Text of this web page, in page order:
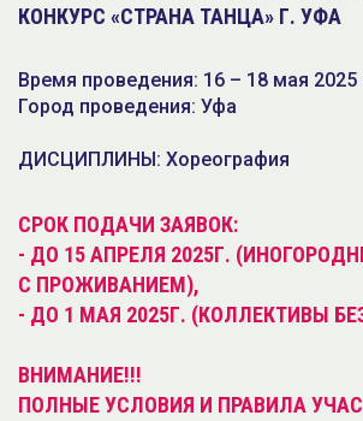
КОНКУРС «СТРАНА ТАНЦА» Г. УФА
Время проведения: 16 – 18 мая 2025
Город проведения: Уфа
ДИСЦИПЛИНЫ: Хореография
СРОК ПОДАЧИ ЗАЯВОК:
- ДО 15 АПРЕЛЯ 2025Г.
С ПРОЖИВАНИЕМ),
- ДО 1 МАЯ 2025Г. (КОЛЛЕКТИВЫ
ВНИМАНИЕ!!!
ПОЛНЫЕ УСЛОВИЯ И ПРАВИЛА